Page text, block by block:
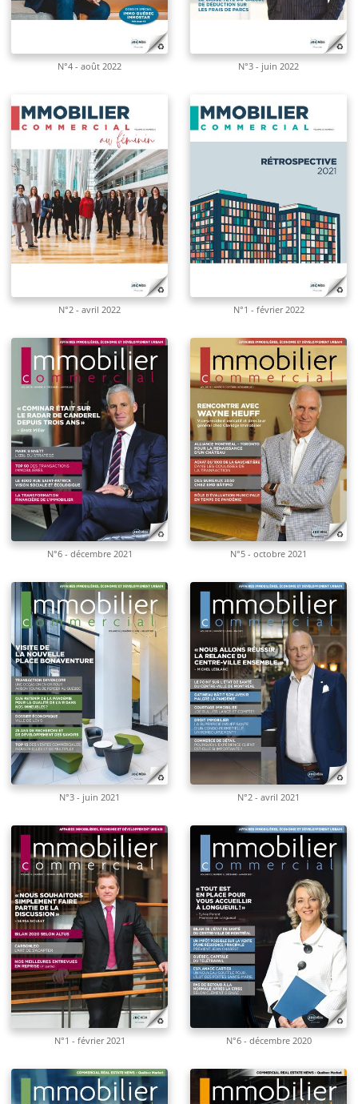
N°4 - août 2022 N°3 - juin 2022
N°2 - avril 2022 N°1 - février 2022
N°6 - décembre 2021 N°5 - octobre 2021
N°3 - juin 2021 N°2 - avril 2021
N°1 - février 2021 N°6 - décembre 2020